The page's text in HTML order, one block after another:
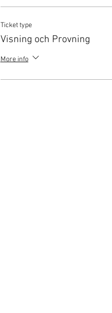
Ticket type
Visning och Provning
More info